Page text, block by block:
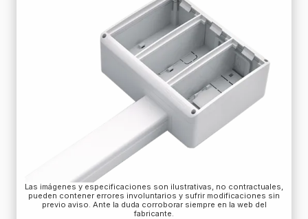
Las imágenes y especificaciones son ilustrativas, no contractuales,
pueden contener errores involuntarios y sufrir modificaciones sin
previo aviso. Ante la duda corroborar siempre en la web del
fabricante.